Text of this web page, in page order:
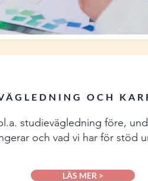
OCH
studievägledning före,
och vad vi har för stöd
LÄS MER >